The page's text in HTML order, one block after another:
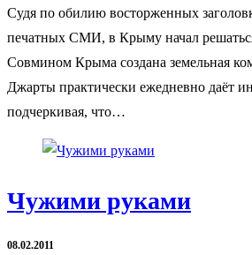
Судя по обилию восторженных
печатных СМИ, в Крыму начал
Совмином Крыма создана земельная
Джарты практически ежедневно даёт
подчеркивая, что…
Чужими руками
08.02.2011